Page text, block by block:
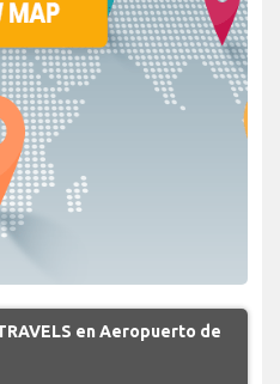
en Aeropuerto de